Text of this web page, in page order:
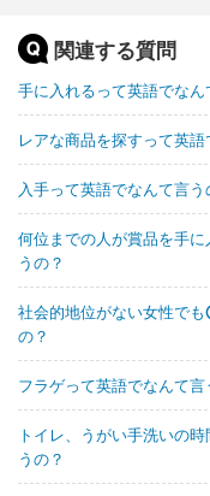
関連する質問
手に入れるって英語でなん
レアな商品を探すって英
入手って英語でなんて言う
何位までの人が賞品を手
うの？
社会的地位がない女性で
の？
フラゲって英語でなんて言
トイレ、うがい手洗いの
うの？